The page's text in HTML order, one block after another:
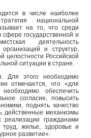
в числе наиболее
национальной
на то, что среди
сфере государственной и
деятельность
и структур,
целостности Российской
ситуации в стране.
Для этого необходимо
отмечается, что «для
обеспечить
согласие, повысить
поднять качество
действенные механизмы
гражданами
труд, жилье, здоровье и
развитие».